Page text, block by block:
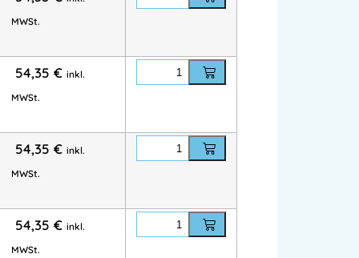
Zunfthosen
MWSt.
54,35 € inkl.
MWSt.
54,35 € inkl.
MWSt.
54,35 € inkl.
MWSt.